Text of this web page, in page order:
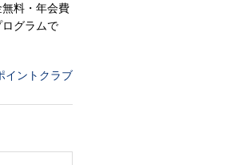
料・年会費
グラムで
イントクラブ